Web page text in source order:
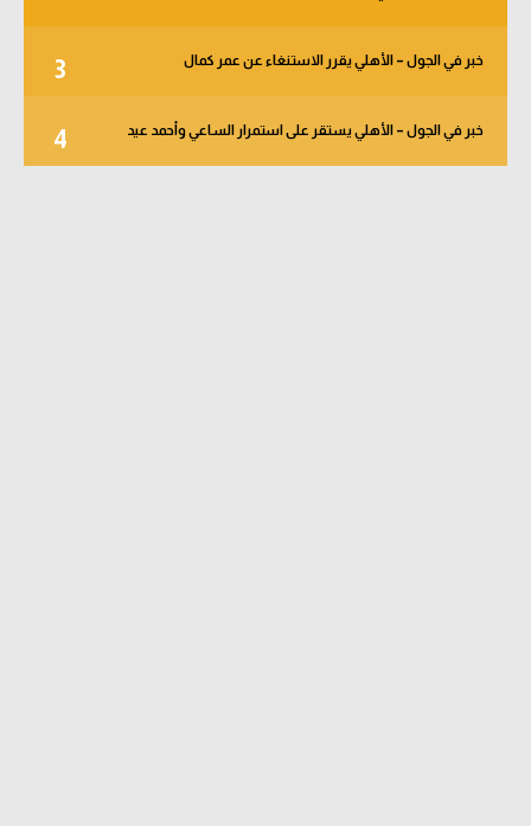
3 خبر في الجول – الأهلي يقرر الاستنغاء عن عمر كمال
4 خبر في الجول – الأهلي يستقر على استمرار الساعي وأحمد عيد